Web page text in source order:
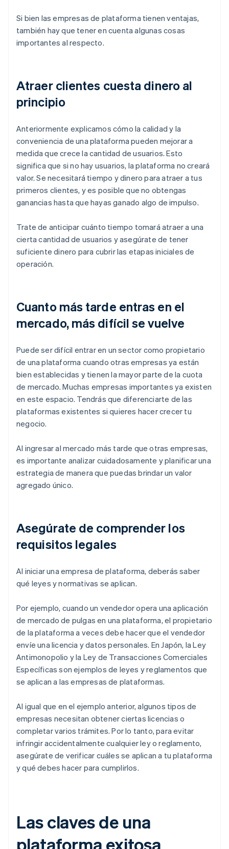
Si bien las empresas de plataforma tienen ventajas,
también hay que tener en cuenta algunas cosas
importantes al respecto.
Atraer clientes cuesta dinero al
principio
Anteriormente explicamos cómo la calidad y la
conveniencia de una plataforma pueden mejorar a
medida que crece la cantidad de usuarios. Esto
significa que si no hay usuarios, la plataforma no creará
valor. Se necesitará tiempo y dinero para atraer a tus
primeros clientes, y es posible que no obtengas
ganancias hasta que hayas ganado algo de impulso.
Trate de anticipar cuánto tiempo tomará atraer a una
cierta cantidad de usuarios y asegúrate de tener
suficiente dinero para cubrir las etapas iniciales de
operación.
Cuanto más tarde entras en el
mercado, más difícil se vuelve
Puede ser difícil entrar en un sector como propietario
de una plataforma cuando otras empresas ya están
bien establecidas y tienen la mayor parte de la cuota
de mercado. Muchas empresas importantes ya existen
en este espacio. Tendrás que diferenciarte de las
plataformas existentes si quieres hacer crecer tu
negocio.
Al ingresar al mercado más tarde que otras empresas,
es importante analizar cuidadosamente y planificar una
estrategia de manera que puedas brindar un valor
agregado único.
Asegúrate de comprender los
requisitos legales
Al iniciar una empresa de plataforma, deberás saber
qué leyes y normativas se aplican.
Por ejemplo, cuando un vendedor opera una aplicación
de mercado de pulgas en una plataforma, el propietario
de la plataforma a veces debe hacer que el vendedor
envíe una licencia y datos personales. En Japón, la Ley
Antimonopolio y la Ley de Transacciones Comerciales
Específicas son ejemplos de leyes y reglamentos que
se aplican a las empresas de plataformas.
Al igual que en el ejemplo anterior, algunos tipos de
empresas necesitan obtener ciertas licencias o
completar varios trámites. Por lo tanto, para evitar
infringir accidentalmente cualquier ley o reglamento,
asegúrate de verificar cuáles se aplican a tu plataforma
y qué debes hacer para cumplirlos.
Las claves de una
plataforma exitosa